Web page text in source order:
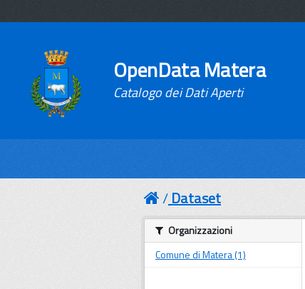
OpenData Matera
Catalogo dei Dati Aperti
Dataset
Organizzazioni
Comune di Matera (1)